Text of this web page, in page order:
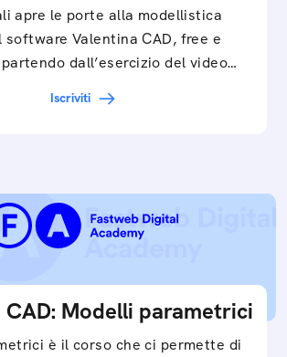
apre le porte alla modellistica
Valentina CAD, free e
dall’esercizio del video…
Iscriviti
CAD: Modelli parametrici
è il corso che ci permette di